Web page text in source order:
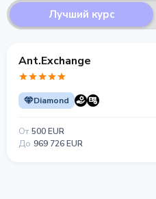
Лучший курс
Ant.Exchange
Diamond
От 500 EUR
До 969 726 EUR